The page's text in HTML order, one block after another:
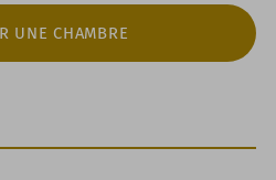
UNE CHAMBRE